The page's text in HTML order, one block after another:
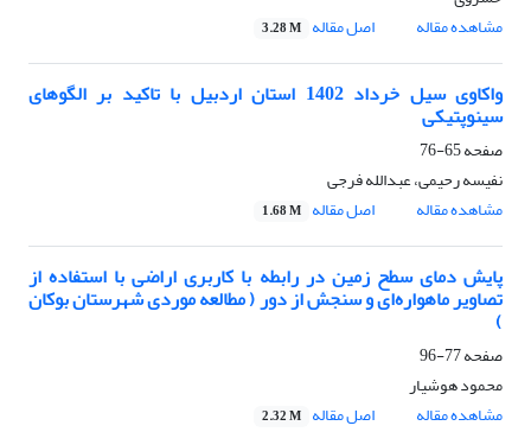
مشاهده مقاله
اصل مقاله 3.28 M
واکاوی سیل خرداد 1402 استان اردبیل با تاکید بر الگوهای
سینوپتیکی
صفحه65-76
نفیسه رحیمی، عبدالله فرجی
مشاهده مقاله
اصل مقاله 1.68 M
پایش دمای سطح زمین در رابطه با کاربری اراضی با استفاده از
تصاویر ماهواره‌ای و سنجش از دور ( مطالعه موردی شهرستان بوکان
)
صفحه77-96
محمود هوشیار
مشاهده مقاله
اصل مقاله 2.32 M